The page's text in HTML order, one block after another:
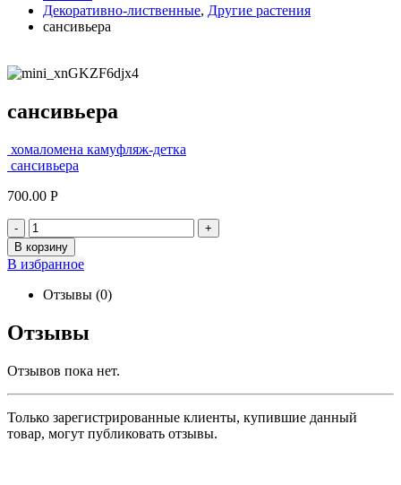
Декоративно-лиственные, Другие растения
сансивьера
сансивьера
хомаломена камуфляж-детка
сансивьера
700.00 Р
-
+
В корзину
В избранное
Отзывы (0)
Отзывы
Отзывов пока нет.
Только зарегистрированные клиенты, купившие данный
товар, могут публиковать отзывы.